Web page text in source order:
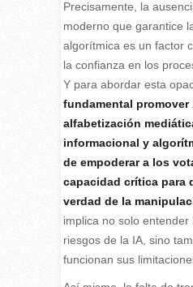
Precisamente, la
moderno que garantice
algorítmica es un factor
la confianza en los
Y para abordar esta
fundamental promover
alfabetización
informacional y
de empoderar a los
capacidad crítica para
verdad de la
implica no solo entender
riesgos de la IA, sino
funcionan sus